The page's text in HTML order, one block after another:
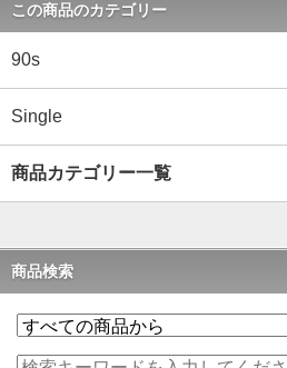
この商品のカテゴリー
90s
Single
商品カテゴリー一覧
商品検索